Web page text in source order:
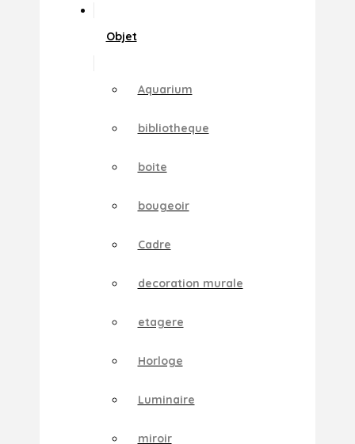
Objet
Aquarium
bibliotheque
boite
bougeoir
Cadre
decoration murale
etagere
Horloge
Luminaire
miroir